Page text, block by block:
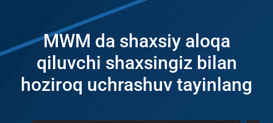
MWM da shaxsiy aloqa
qiluvchi shaxsingiz bilan
hoziroq uchrashuv tayinlang